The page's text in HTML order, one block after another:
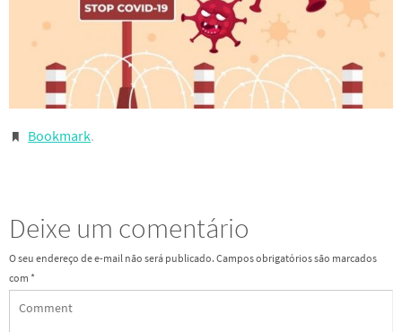
Bookmark.
Deixe um comentário
O seu endereço de e-mail não será publicado. Campos obrigatórios são marcados
com *